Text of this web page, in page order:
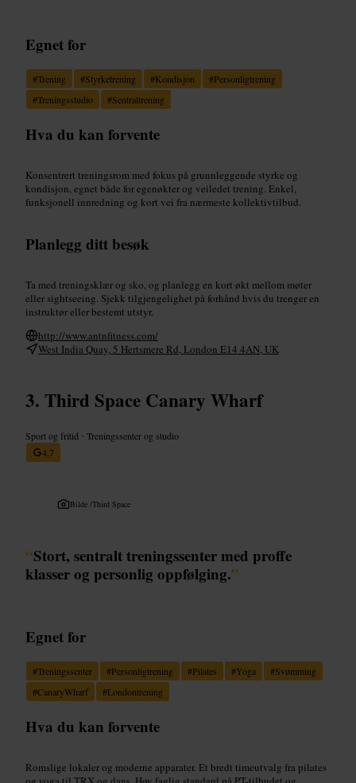
Egnet for
#Trening #Styrketrening #Kondisjon #Personligtrening
#Treningsstudio #Sentraltrening
Hva du kan forvente
Konsentrert treningsrom med fokus på grunnleggende styrke og
kondisjon, egnet både for egenøkter og veiledet trening. Enkel,
funksjonell innredning og kort vei fra nærmeste kollektivtilbud.
Planlegg ditt besøk
Ta med treningsklær og sko, og planlegg en kort økt mellom møter
eller sightseeing. Sjekk tilgjengelighet på forhånd hvis du trenger en
instruktør eller bestemt utstyr.
http://www.antnfitness.com/
West India Quay, 5 Hertsmere Rd, London E14 4AN, UK
Third Space Canary Wharf
Sport og fritid •Treningssenter og studio
4,7
Bilde /Third Space
“Stort, sentralt treningssenter med proffe
klasser og personlig oppfølging.”
Egnet for
#Treningssenter #Personligtrening #Pilates #Yoga #Svømming
#CanaryWharf #Londontrening
Hva du kan forvente
Romslige lokaler og moderne apparater. Et bredt timeutvalg fra pilates